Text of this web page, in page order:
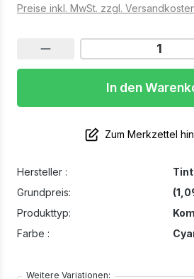
Hersteller :
Grundpreis:
Produkttyp:
Farbe :
Weitere Variationen:
Preise inkl. MwSt. zzgl.
In den
Zum Merkzettel